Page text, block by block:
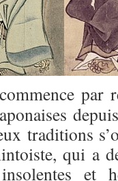
par
traditions
qui a
et